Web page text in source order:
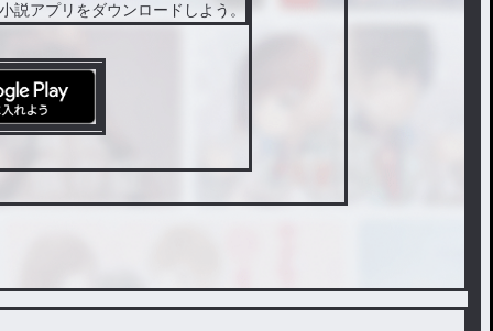
説アプリをダウンロードしよう。